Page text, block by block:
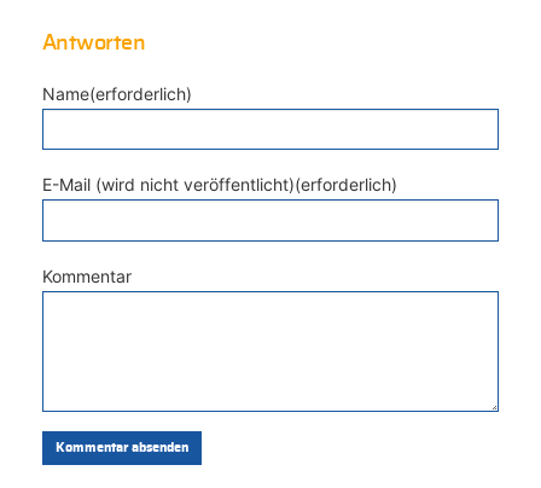
Antworten
Name(erforderlich)
E-Mail (wird nicht veröffentlicht)(erforderlich)
Kommentar